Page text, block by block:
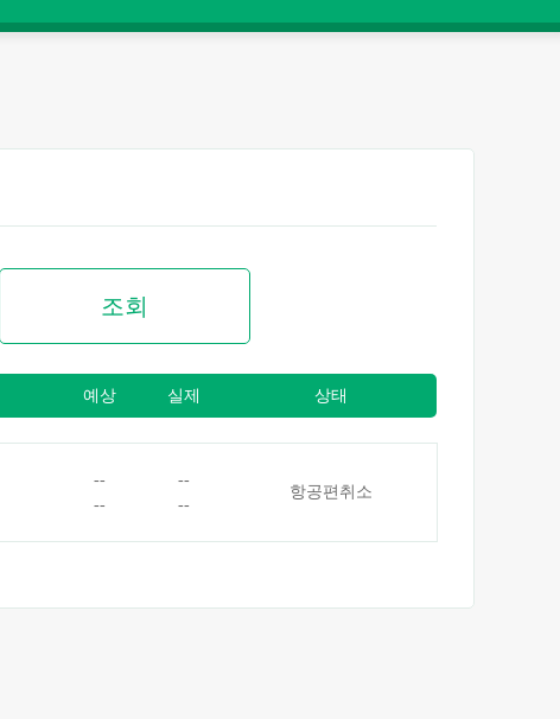
조회
예상 실제 상태
--
--
--
--
항공편취소